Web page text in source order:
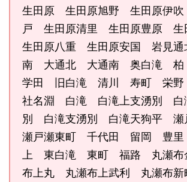
生田原 生田原旭野 生田原伊
戸 生田原清里 生田原豊原 生
生田原八重 生田原安国 岩見
南 大通北 大通南 奥白滝
学田 旧白滝 清川 寿町 栄
社名淵 白滝 白滝上支湧別 白
別 白滝支湧別 白滝天狗平 瀬
瀬戸瀬東町 千代田 留岡 豊
上 東白滝 東町 福路 丸瀬布
布上丸 丸瀬布上武利 丸瀬布